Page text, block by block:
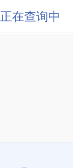
正在查询中